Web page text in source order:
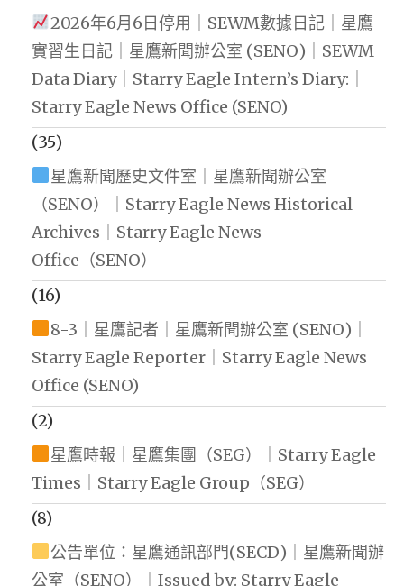
2026年6月6日停用｜SEWM數據日記｜星鷹
實習生日記｜星鷹新聞辦公室 (SENO)｜SEWM
Data Diary｜Starry Eagle Intern’s Diary:｜
Starry Eagle News Office (SENO)
(35)
星鷹新聞歷史文件室｜星鷹新聞辦公室
（SENO）｜Starry Eagle News Historical
Archives｜Starry Eagle News
Office（SENO）
(16)
8-3｜星鷹記者｜星鷹新聞辦公室 (SENO)｜
Starry Eagle Reporter｜Starry Eagle News
Office (SENO)
(2)
星鷹時報｜星鷹集團（SEG）｜Starry Eagle
Times｜Starry Eagle Group（SEG）
(8)
公告單位：星鷹通訊部門(SECD)｜星鷹新聞辦
公室（SENO）｜Issued by: Starry Eagle